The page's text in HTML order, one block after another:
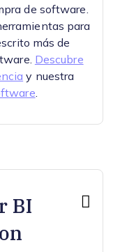
de software.
para
más de
Descubre
y nuestra
BI